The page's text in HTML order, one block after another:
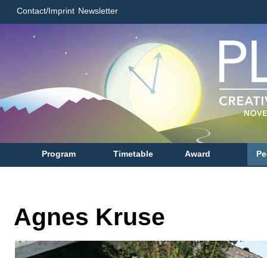
Contact/Imprint Newsletter
Program Timetable Award
Agnes Kruse